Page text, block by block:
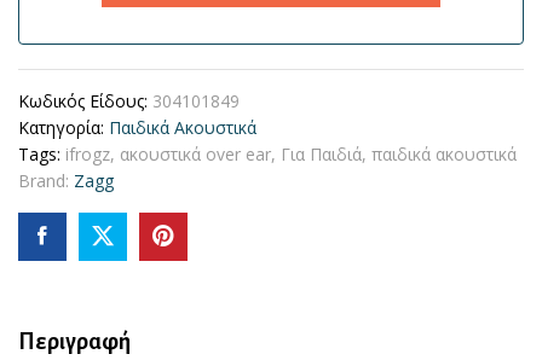
Κωδικός Είδους: 304101849
Κατηγορία: Παιδικά Ακουστικά
Tags: ifrogz, ακουστικά over ear, Για Παιδιά, παιδικά ακουστικά
Brand: Zagg
Περιγραφή